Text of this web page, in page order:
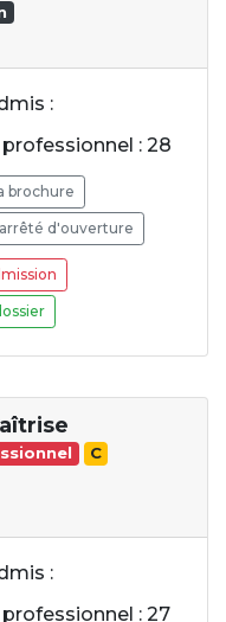
:
: 28
brochure
d'ouverture
C
:
: 27